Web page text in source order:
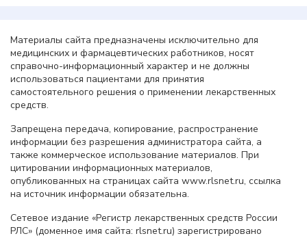
Материалы сайта предназначены исключительно для
медицинских и фармацевтических работников, носят
справочно-информационный характер и не должны
использоваться пациентами для принятия
самостоятельного решения о применении лекарственных
средств.
Запрещена передача, копирование, распространение
информации без разрешения администратора сайта, а
также коммерческое использование материалов. При
цитировании информационных материалов,
опубликованных на страницах сайта www.rlsnet.ru, ссылка
на источник информации обязательна.
Сетевое издание «Регистр лекарственных средств России
РЛС» (доменное имя сайта: rlsnet.ru) зарегистрировано